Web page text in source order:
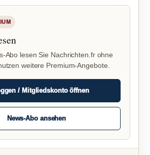
Abo lesen Sie Nachrichten.fr ohne
weitere Premium-Angebote.
/ Mitgliedskonto öffnen
News-Abo ansehen